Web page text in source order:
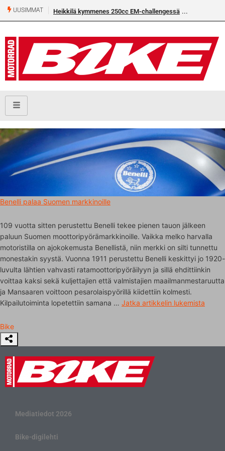
UUSIMMAT Heikkilä kymmenes 250cc EM-challengessä
Benelli palaa Suomen markkinoille
109 vuotta sitten perustettu Benelli tekee pienen tauon jälkeen
paluun Suomen moottoripyörämarkkinoille. Vaikka melko harvalla
motoristilla on ajokokemusta Benellistä, niin merkki on silti tunnettu
monestakin syystä. Vuonna 1911 perustettu Benelli keskittyi jo 1920-
luvulta lähtien vahvasti ratamoottoripyöräilyyn ja sillä ehdittiinkin
voittaa kaksi sekä kuljettajien että valmistajien maailmanmestaruutta
ja Mansaaren voittoon pesarolaispyörillä kiidettiin kolmesti.
Kilpailutoiminta lopetettiin samana … Jatka artikkelin lukemista
Bike
Mediatiedot 2026
Bike-digilehti